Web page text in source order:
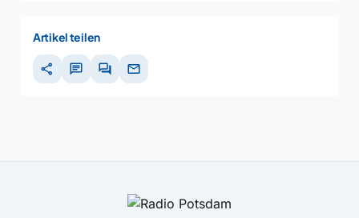
Artikel teilen
share chat forum mail